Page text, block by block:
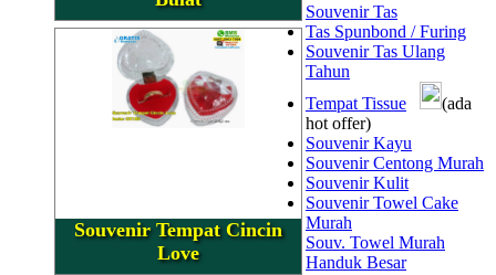
Souvenir Tempat Cincin
Love
Souvenir Tas
Tas Spunbond / Furing
Souvenir Tas Ulang
Tahun
Tempat Tissue
(ada
hot offer)
Souvenir Kayu
Souvenir Centong Murah
Souvenir Kulit
Souvenir Towel Cake
Murah
Souv. Towel Murah
Handuk Besar